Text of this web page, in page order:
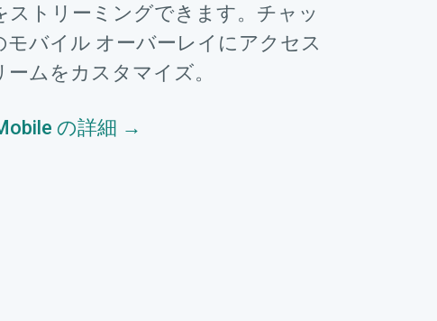
ストリーミングできます。チャッ
モバイル オーバーレイにアクセス
ームをカスタマイズ。
の詳細 →